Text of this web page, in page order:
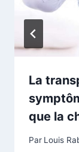
La
que la
Par Louis